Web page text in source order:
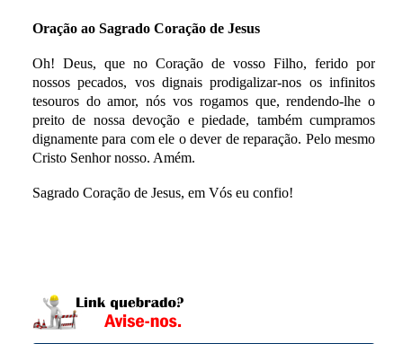
Oração ao Sagrado Coração de Jesus
Oh! Deus, que no Coração de vosso Filho, ferido por
nossos pecados, vos dignais prodigalizar-nos os infinitos
tesouros do amor, nós vos rogamos que, rendendo-lhe o
preito de nossa devoção e piedade, também cumpramos
dignamente para com ele o dever de reparação. Pelo mesmo
Cristo Senhor nosso. Amém.
Sagrado Coração de Jesus, em Vós eu confio!